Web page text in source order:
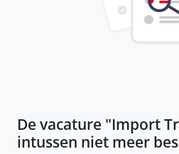
De vacature "Import
intussen niet meer